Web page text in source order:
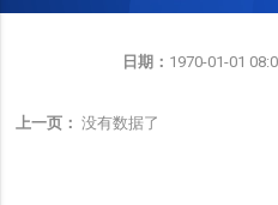
日期： 1970-01-01
上一页： 没有数据了